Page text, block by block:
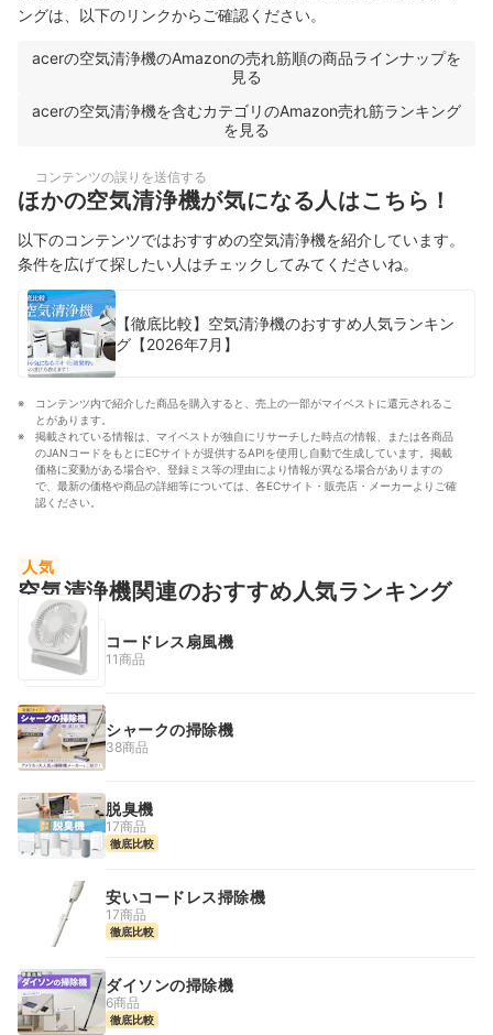
ングは、以下のリンクからご確認ください。
acerの空気清浄機のAmazonの売れ筋順の商品ラインナップを
見る
acerの空気清浄機を含むカテゴリのAmazon売れ筋ランキング
を見る
コンテンツの誤りを送信する
ほかの空気清浄機が気になる人はこちら！
以下のコンテンツではおすすめの空気清浄機を紹介しています。
条件を広げて探したい人はチェックしてみてくださいね。
【徹底比較】空気清浄機のおすすめ人気ランキン
グ【2026年7月】
コンテンツ内で紹介した商品を購入すると、売上の一部がマイベストに還元されるこ
とがあります。
掲載されている情報は、マイベストが独自にリサーチした時点の情報、または各商品
のJANコードをもとにECサイトが提供するAPIを使用し自動で生成しています。掲載
価格に変動がある場合や、登録ミス等の理由により情報が異なる場合がありますの
で、最新の価格や商品の詳細等については、各ECサイト・販売店・メーカーよりご確
認ください。
人気
空気清浄機関連のおすすめ人気ランキング
コードレス扇風機
11商品
シャークの掃除機
38商品
脱臭機
17商品
徹底比較
安いコードレス掃除機
17商品
徹底比較
ダイソンの掃除機
6商品
徹底比較